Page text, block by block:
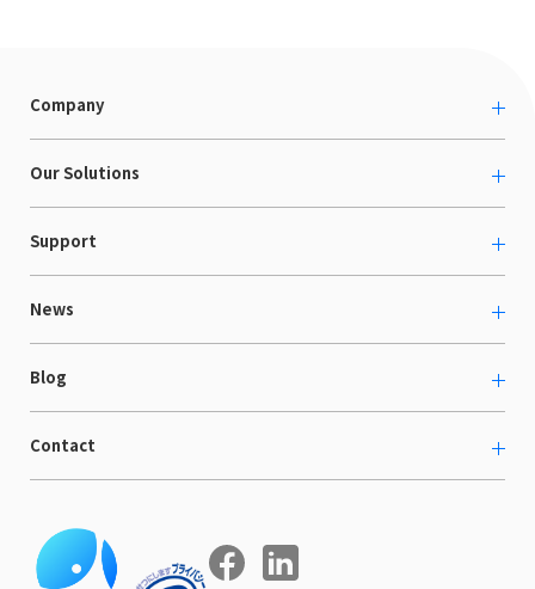
Company
About us
カルチャー
採用情報
Our Solutions
越境ECコンサルティング
Shopee支援
LaunchCart
海外向けホームページ制作
COMPE NAVI
Support
お役立ち資料
セミナー情報
News
プレスリリース
イベント
ニュース
Blog
ECブログ
開発ブログ
イベントレポート
Contact